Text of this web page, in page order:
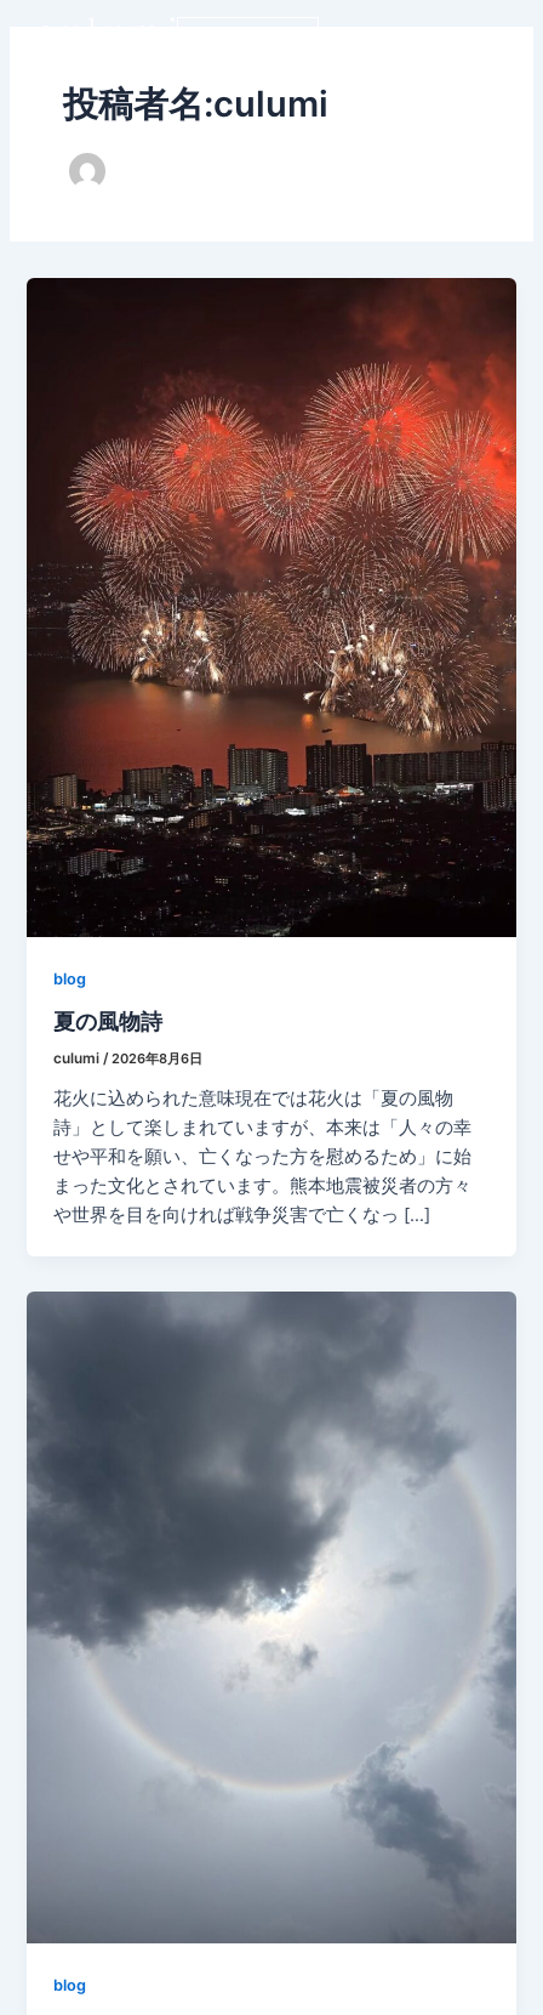
投稿者名:culumi
blog
夏の風物詩
culumi/2026年8月6日
花火に込められた意味現在では花火は「夏の風物
詩」として楽しまれていますが、本来は「人々の幸
せや平和を願い、亡くなった方を慰めるため」に始
まった文化とされています。熊本地震被災者の方々
や世界を目を向ければ戦争災害で亡くなっ […]
blog